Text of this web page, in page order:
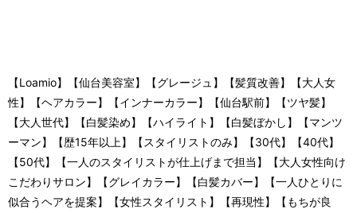
【Loamio】【仙台美容室】【グレージュ】【髪質改善】【大人女
性】【ヘアカラー】【インナーカラー】【仙台駅前】【ツヤ髪】
【大人世代】【白髪染め】【ハイライト】【白髪ぼかし】【マンツ
ーマン】【歴15年以上】【スタイリストのみ】【30代】【40代】
【50代】【一人のスタイリストが仕上げまで担当】【大人女性向け
こだわりサロン】【グレイカラー】【白髪カバー】【一人ひとりに
似合うヘアを提案】【女性スタイリスト】【再現性】【もちが良